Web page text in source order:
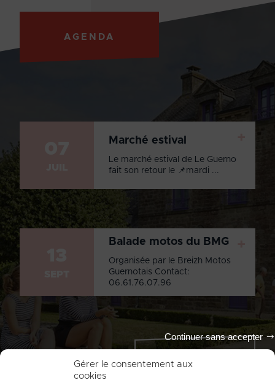
Gérer le consentement aux
cookies
Continuer sans accepter
AGENDA
Marché estival
Le marché estival de Le Guerno
fait son retour le 📌mardi ...
Balade motos du BMG
Organisée par le Breizh Motos
Guernotais Contact:
06.61.76.07.96